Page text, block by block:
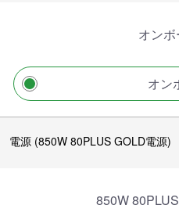
オンボ
オン
電源 (850W 80PLUS GOLD電源)
850W